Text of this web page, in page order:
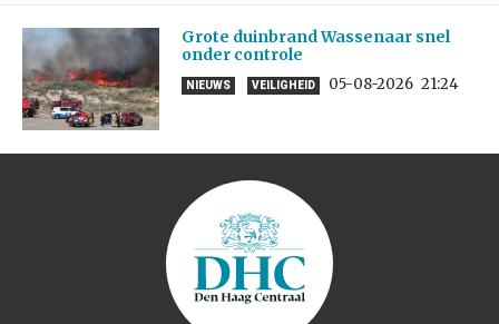
Grote duinbrand Wassenaar snel
onder controle
NIEUWS VEILIGHEID 05-08-2026 21:24